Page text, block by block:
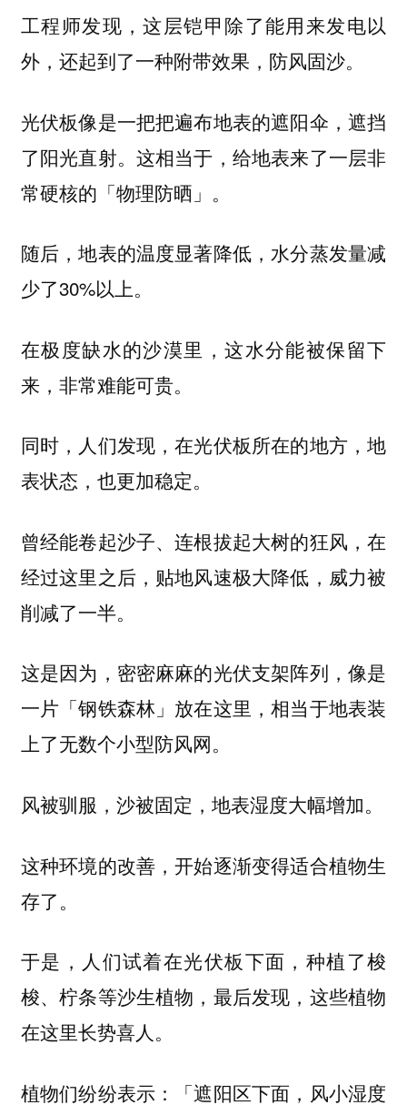
工程师发现，这层铠甲除了能用来发电以
外，还起到了一种附带效果，防风固沙。
光伏板像是一把把遍布地表的遮阳伞，遮挡
了阳光直射。这相当于，给地表来了一层非
常硬核的「物理防晒」。
随后，地表的温度显著降低，水分蒸发量减
少了30%以上。
在极度缺水的沙漠里，这水分能被保留下
来，非常难能可贵。
同时，人们发现，在光伏板所在的地方，地
表状态，也更加稳定。
曾经能卷起沙子、连根拔起大树的狂风，在
经过这里之后，贴地风速极大降低，威力被
削减了一半。
这是因为，密密麻麻的光伏支架阵列，像是
一片「钢铁森林」放在这里，相当于地表装
上了无数个小型防风网。
风被驯服，沙被固定，地表湿度大幅增加。
这种环境的改善，开始逐渐变得适合植物生
存了。
于是，人们试着在光伏板下面，种植了梭
梭、柠条等沙生植物，最后发现，这些植物
在这里长势喜人。
植物们纷纷表示：「遮阳区下面，风小湿度